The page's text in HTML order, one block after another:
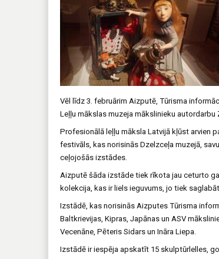
Vēl līdz 3. februārim Aizputē, Tūrisma
Leļļu mākslas muzeja mākslinieku
Profesionālā leļļu māksla Latvijā kļūst arvien
festivāls, kas norisinās Dzelzceļa muzejā,
ceļojošās izstādes.
Aizputē šāda izstāde tiek rīkota jau ceturto
kolekcija, kas ir liels ieguvums, jo tiek
Izstādē, kas norisinās Aizputes Tūrisma
Baltkrievijas, Kipras, Japānas un ASV
Vecenāne, Pēteris Sidars un Ināra Liepa.
Izstādē ir iespēja apskatīt 15 skulptūrlelles,